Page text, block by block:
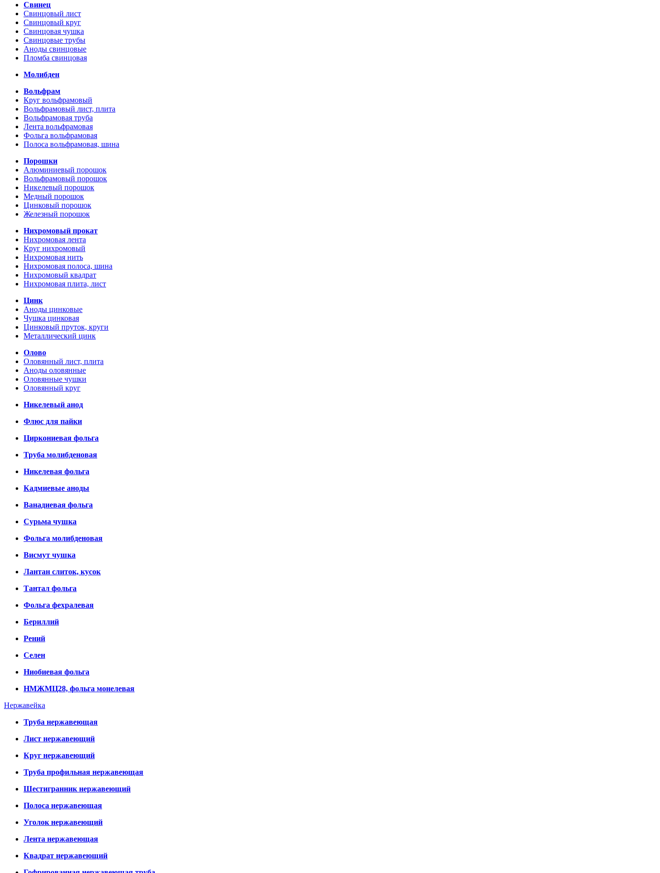
Свинец
Свинцовый лист
Свинцовый круг
Свинцовая чушка
Свинцовые трубы
Аноды свинцовые
Пломба свинцовая
Молибден
Вольфрам
Круг вольфрамовый
Вольфрамовый лист, плита
Вольфрамовая труба
Лента вольфрамовая
Фольга вольфрамовая
Полоса вольфрамовая, шина
Порошки
Алюминиевый порошок
Вольфрамовый порошок
Никелевый порошок
Медный порошок
Цинковый порошок
Железный порошок
Нихромовый прокат
Нихромовая лента
Круг нихромовый
Нихромовая нить
Нихромовая полоса, шина
Нихромовый квадрат
Нихромовая плита, лист
Цинк
Аноды цинковые
Чушка цинковая
Цинковый пруток, круги
Металлический цинк
Олово
Оловянный лист, плита
Аноды оловянные
Оловянные чушки
Оловянный круг
Никелевый анод
Флюс для пайки
Циркониевая фольга
Труба молибденовая
Никелевая фольга
Кадмиевые аноды
Ванадиевая фольга
Сурьма чушка
Фольга молибденовая
Висмут чушка
Лантан слиток, кусок
Тантал фольга
Фольга фехралевая
Бериллий
Рений
Селен
Ниобиевая фольга
НМЖМЦ28, фольга монелевая
Нержавейка
Труба нержавеющая
Лист нержавеющий
Круг нержавеющий
Труба профильная нержавеющая
Шестигранник нержавеющий
Полоса нержавеющая
Уголок нержавеющий
Лента нержавеющая
Квадрат нержавеющий